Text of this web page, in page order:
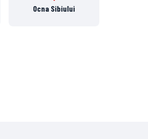
Ocna Sibiului